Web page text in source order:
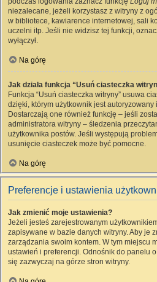
niezalecane, jeżeli korzystasz z witryny z
w bibliotece, kawiarence internetowej, sali
uczelni itp. Jeśli nie widzisz tej funkcji,
wyłączył.
Na górę
Jak działa funkcja “Usuń ciasteczka
Funkcja “Usuń ciasteczka witryny” usuwa
dzięki, którym użytkownik jest autoryzowany
Dostarczają one również funkcję – jeśli
administratora witryny – śledzenia
użytkownika postów. Jeśli występują
usunięcie ciasteczek może być pomocne.
Na górę
Preferencje i ustawienia
Jak zmienić moje ustawienia?
Jeżeli jesteś zarejestrowanym
zapisywane w bazie danych witryny. Aby je
zarządzania swoim kontem. W tym miejscu
ustawień i preferencji. Odnośnik do panelu
się zazwyczaj na górze stron witryny.